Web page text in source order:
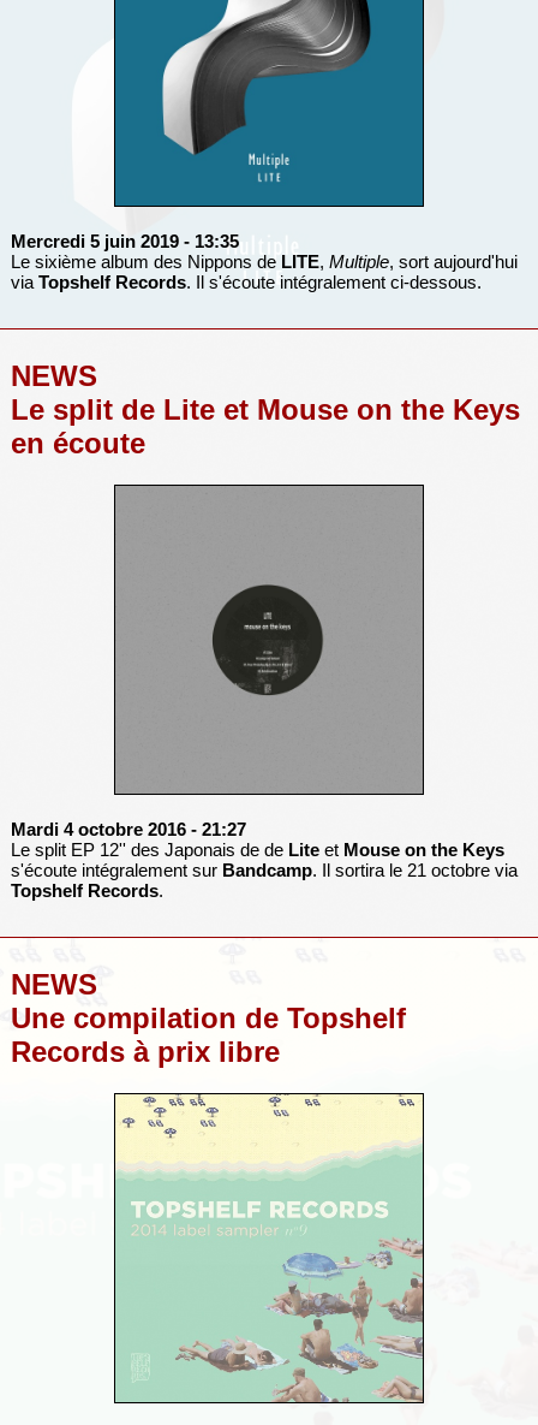
Mercredi 5 juin 2019 - 13:35
Le sixième album des Nippons de LITE, Multiple, sort aujourd'hui
via Topshelf Records. Il s'écoute intégralement ci-dessous.
NEWS
Le split de Lite et Mouse on the Keys
en écoute
Mardi 4 octobre 2016 - 21:27
Le split EP 12'' des Japonais de de Liteet Mouse on the Keys
s'écoute intégralement sur Bandcamp. Il sortira le 21 octobre via
Topshelf Records.
NEWS
Une compilation de Topshelf
Records à prix libre